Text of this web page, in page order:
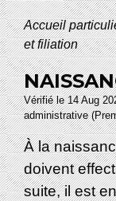
Accueil
et filiation
Vérifié le 14 Aug
administrative
À la
doivent
suite, il est